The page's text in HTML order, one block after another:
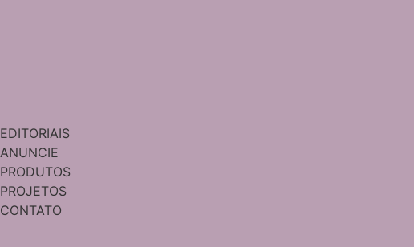
EDITORIAIS
ANUNCIE
PRODUTOS
PROJETOS
CONTATO